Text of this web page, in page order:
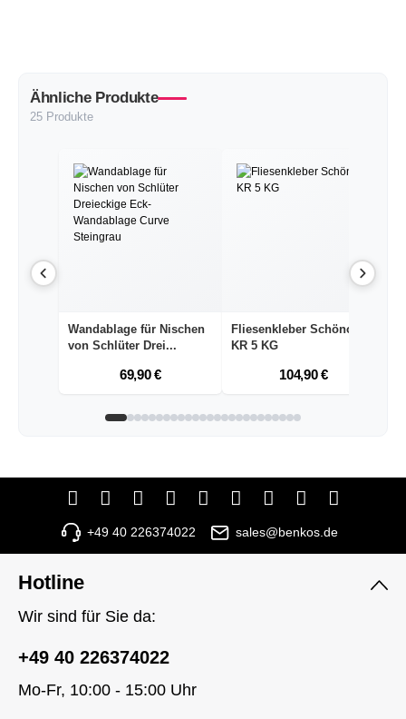
Ähnliche Produkte
25 Produkte
Wandablage für Nischen
von Schlüter Drei...
69,90 €
Fliesenkleber Schönox
KR 5 KG
104,90 €
+49 40 226374022 sales@benkos.de
Hotline
Wir sind für Sie da:
+49 40 226374022
Mo-Fr, 10:00 - 15:00 Uhr